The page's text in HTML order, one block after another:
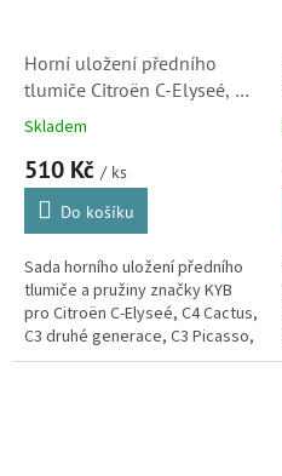
Horní uložení předního
tlumiče Citroën C-Elyseé, C4
Cactus, C3 II., C3 Picasso,
Skladem
510 Kč / ks
Do košíku
Sada horního uložení předního
tlumiče a pružiny značky KYB
pro Citroën C-Elyseé, C4 Cactus,
C3 druhé generace, C3 Picasso,
DS3 a C3 Aircross.(Peugeot: 208